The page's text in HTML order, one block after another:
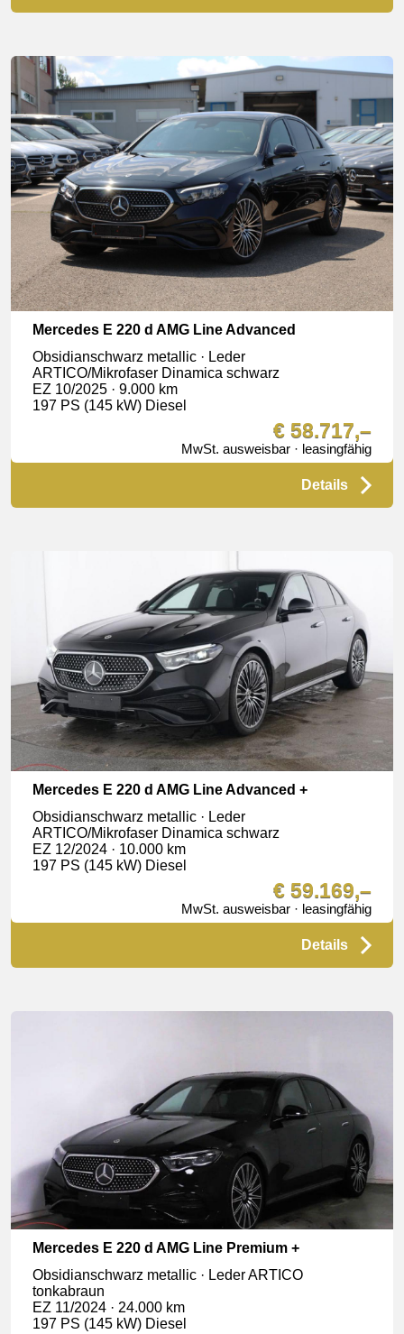
Mercedes E 220 d AMG Line Advanced
Obsidianschwarz metallic · Leder
ARTICO/Mikrofaser Dinamica schwarz
EZ 10/2025 · 9.000 km
197 PS (145 kW) Diesel
€ 58.717,–
MwSt. ausweisbar · leasingfähig
Details
Mercedes E 220 d AMG Line Advanced +
Obsidianschwarz metallic · Leder
ARTICO/Mikrofaser Dinamica schwarz
EZ 12/2024 · 10.000 km
197 PS (145 kW) Diesel
€ 59.169,–
MwSt. ausweisbar · leasingfähig
Details
Mercedes E 220 d AMG Line Premium +
Obsidianschwarz metallic · Leder ARTICO
tonkabraun
EZ 11/2024 · 24.000 km
197 PS (145 kW) Diesel